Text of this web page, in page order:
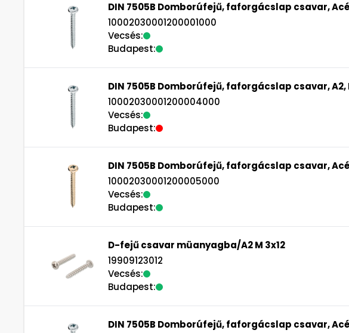
DIN 7505B Domborúfejű, faforgácslap csavar,
10002030001200001000
Vecsés:
Budapest:
DIN 7505B Domborúfejű, faforgácslap csavar, A2,
10002030001200004000
Vecsés:
Budapest:
DIN 7505B Domborúfejű, faforgácslap csavar,
10002030001200005000
Vecsés:
Budapest:
D-fejű csavar müanyagba/A2 M 3x12
19909123012
Vecsés:
Budapest:
DIN 7505B Domborúfejű, faforgácslap csavar,